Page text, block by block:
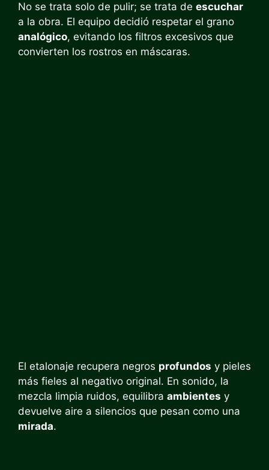
No se trata solo de pulir; se trata de escuchar
a la obra. El equipo decidió respetar el grano
analógico, evitando los filtros excesivos que
convierten los rostros en máscaras.
El etalonaje recupera negros profundos y pieles
más fieles al negativo original. En sonido, la
mezcla limpia ruidos, equilibra ambientes y
devuelve aire a silencios que pesan como una
mirada.